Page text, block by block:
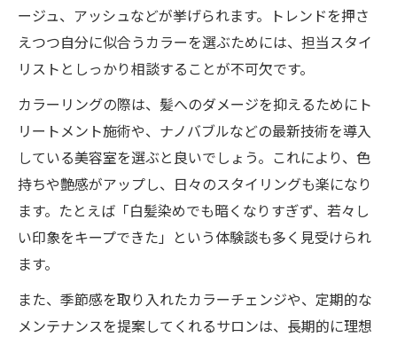
ージュ、アッシュなどが挙げられます。トレンドを押さ
えつつ自分に似合うカラーを選ぶためには、担当スタイ
リストとしっかり相談することが不可欠です。
カラーリングの際は、髪へのダメージを抑えるためにト
リートメント施術や、ナノバブルなどの最新技術を導入
している美容室を選ぶと良いでしょう。これにより、色
持ちや艶感がアップし、日々のスタイリングも楽になり
ます。たとえば「白髪染めでも暗くなりすぎず、若々し
い印象をキープできた」という体験談も多く見受けられ
ます。
また、季節感を取り入れたカラーチェンジや、定期的な
メンテナンスを提案してくれるサロンは、長期的に理想